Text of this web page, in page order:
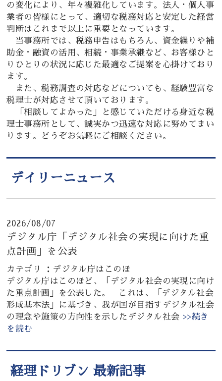
の変化により、年々複雑化しています。法人・個人事
業者の皆様にとって、適切な税務対応と安定した経営
判断はこれまで以上に重要となっています。
当事務所では、税務申告はもちろん、資金繰りや補
助金・融資の活用、相続・事業承継など、お客様ひと
りひとりの状況に応じた最適なご提案を心掛けており
ます。
また、税務調査の対応などについても、経験豊富な
税理士が対応させて頂いております。
「相談してよかった」と感じていただける身近な税
理士事務所として、誠実かつ迅速な対応に努めてまい
ります。どうぞお気軽にご相談ください。
デイリーニュース
2026/08/07
デジタル庁「デジタル社会の実現に向けた重
点計画」を公表
カテゴリ ：デジタル庁はこのほ
デジタル庁はこのほど、「デジタル社会の実現に向け
た重点計画」を公表した。 これは、「デジタル社会
形成基本法」に基づき、我が国が目指すデジタル社会
の理念や施策の方向性を示したデジタル社会 >>続き
を読む
経理ドリブン 最新記事